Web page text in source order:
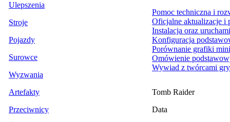
Ulepszenia
Stroje
Pojazdy
Surowce
Wyzwania
Artefakty
Przeciwnicy
Pomoc techniczna i
Oficjalne aktualizacje i
Instalacja oraz
Konfiguracja
Porównanie grafiki
Omówienie
Wywiad z twórcami gry
Tomb Raider
Data